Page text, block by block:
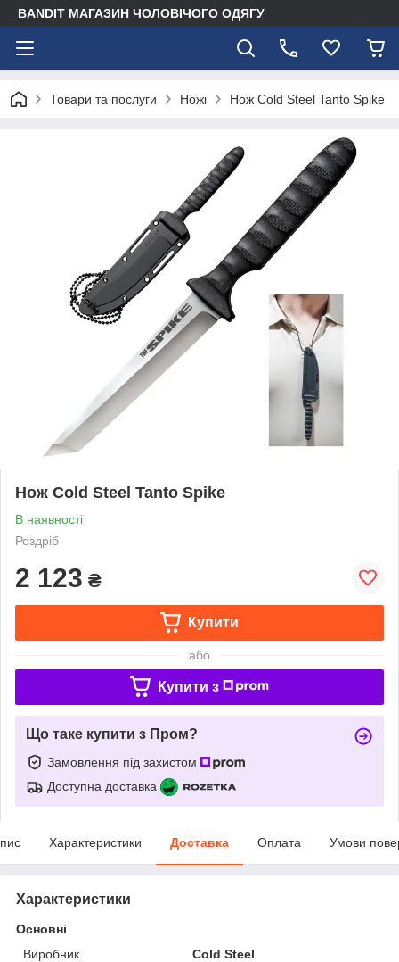
BANDIT МАГАЗИН ЧОЛОВІЧОГО ОДЯГУ
Товари та послуги Ножі Нож Cold Steel Tanto Spike
Нож Cold Steel Tanto Spike
В наявності
Роздріб
2 123 ₴
Купити
або
Купити з
Що таке купити з Пром?
Замовлення під захистом
Доступна доставка
Характеристики Доставка Оплата Умови
Характеристики
Основні
Виробник
Cold Steel